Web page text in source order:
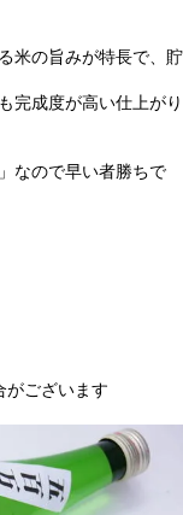
米の旨みが特長で、貯
完成度が高い仕上がり
なので早い者勝ちで
がございます